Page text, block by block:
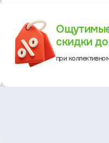
скидки
при